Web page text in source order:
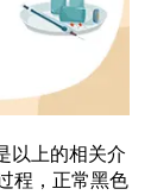
上的相关介
程，正常黑色